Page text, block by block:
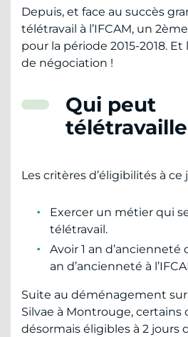
Depuis, et face au succès
télétravail à l’IFCAM, un
pour la période 2015-2018. Et
de négociation !
Qui peut
Les critères d’éligibilités à ce
Exercer un métier qui
télétravail.
Avoir 1 an
an d’ancienneté à
Suite au déménagement
Silvae à Montrouge, certains
désormais éligibles à 2 jours